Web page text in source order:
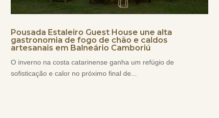
Pousada Estaleiro Guest House une alta
gastronomia de fogo de chão e caldos
artesanais em Balneário Camboriú
O inverno na costa catarinense ganha um refúgio de
sofisticação e calor no próximo final de...